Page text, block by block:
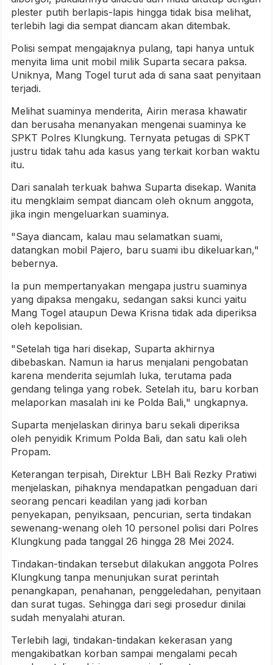
plester putih berlapis-lapis hingga tidak bisa melihat,
terlebih lagi dia sempat diancam akan ditembak.
Polisi sempat mengajaknya pulang, tapi hanya untuk
menyita lima unit mobil milik Suparta secara paksa.
Uniknya, Mang Togel turut ada di sana saat penyitaan
terjadi.
Melihat suaminya menderita, Airin merasa khawatir
dan berusaha menanyakan mengenai suaminya ke
SPKT Polres Klungkung. Ternyata petugas di SPKT
justru tidak tahu ada kasus yang terkait korban waktu
itu.
Dari sanalah terkuak bahwa Suparta disekap. Wanita
itu mengklaim sempat diancam oleh oknum anggota,
jika ingin mengeluarkan suaminya.
"Saya diancam, kalau mau selamatkan suami,
datangkan mobil Pajero, baru suami ibu dikeluarkan,"
bebernya.
Ia pun mempertanyakan mengapa justru suaminya
yang dipaksa mengaku, sedangan saksi kunci yaitu
Mang Togel ataupun Dewa Krisna tidak ada diperiksa
oleh kepolisian.
"Setelah tiga hari disekap, Suparta akhirnya
dibebaskan. Namun ia harus menjalani pengobatan
karena menderita sejumlah luka, terutama pada
gendang telinga yang robek. Setelah itu, baru korban
melaporkan masalah ini ke Polda Bali," ungkapnya.
Suparta menjelaskan dirinya baru sekali diperiksa
oleh penyidik Krimum Polda Bali, dan satu kali oleh
Propam.
Keterangan terpisah, Direktur LBH Bali Rezky Pratiwi
menjelaskan, pihaknya mendapatkan pengaduan dari
seorang pencari keadilan yang jadi korban
penyekapan, penyiksaan, pencurian, serta tindakan
sewenang-wenang oleh 10 personel polisi dari Polres
Klungkung pada tanggal 26 hingga 28 Mei 2024.
Tindakan-tindakan tersebut dilakukan anggota Polres
Klungkung tanpa menunjukan surat perintah
penangkapan, penahanan, penggeledahan, penyitaan
dan surat tugas. Sehingga dari segi prosedur dinilai
sudah menyalahi aturan.
Terlebih lagi, tindakan-tindakan kekerasan yang
mengakibatkan korban sampai mengalami pecah